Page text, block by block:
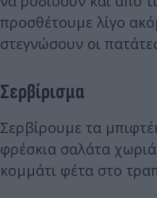
προσθέτουμε λίγο
στεγνώσουν οι
Σερβίρισμα
Σερβίρουμε τα
φρέσκια σαλάτα
κομμάτι φέτα στο